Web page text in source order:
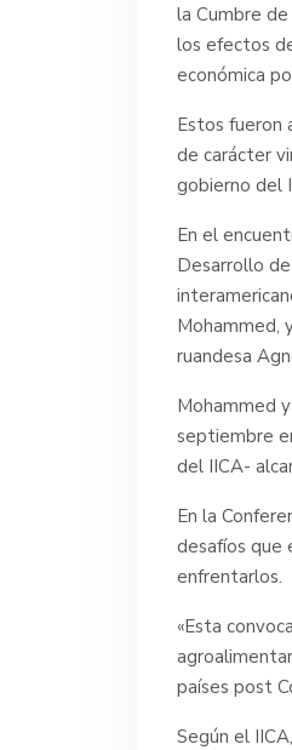
la Cumbre
los efectos
económica
Estos fueron
de carácter
gobierno del
En el
Desarrollo
Mohammed,
ruandesa
Mohammed
septiembre
del IICA-
En la
desafíos que
enfrentarlos.
«Esta
países post
Según el